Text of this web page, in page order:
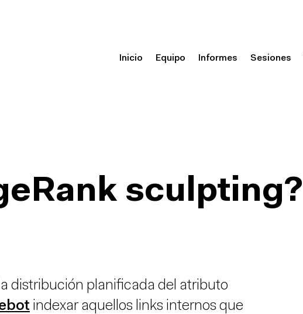
Inicio Equipo Informes Sesiones
sculpting?
distribución planificada del atributo
indexar aquellos links internos que